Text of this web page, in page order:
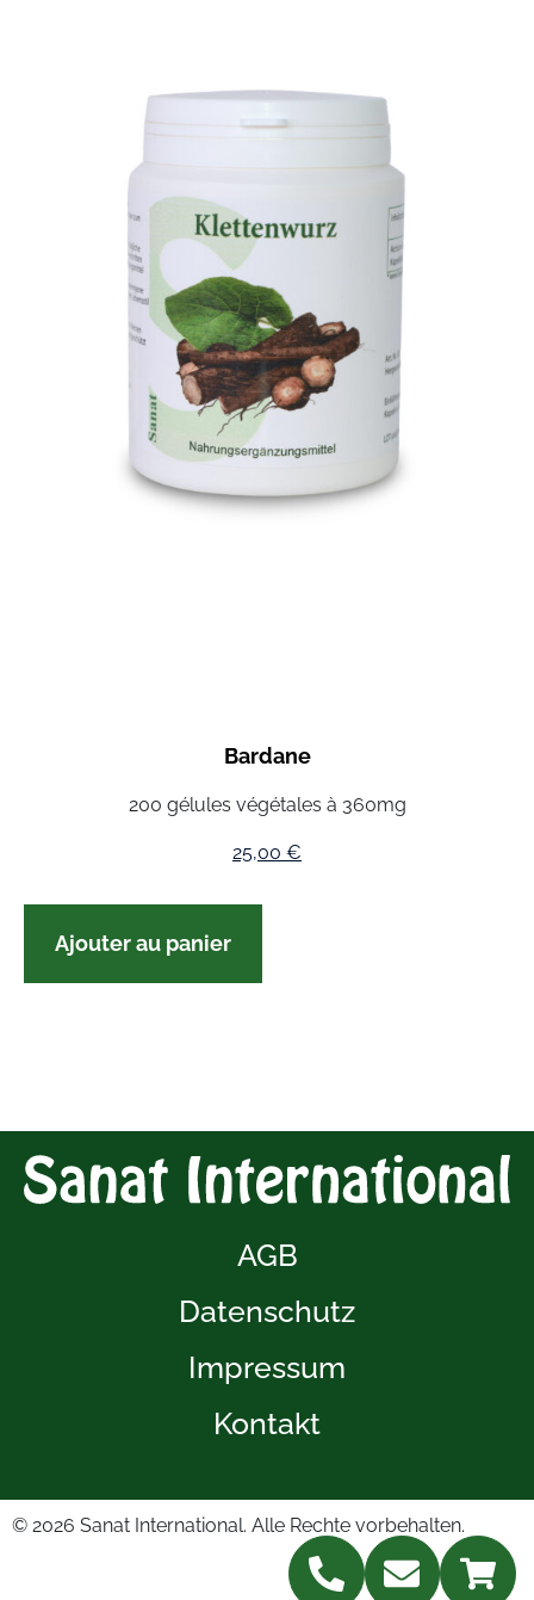
Bardane
200 gélules végétales à 360mg
25,00 €
Ajouter au panier
AGB
Datenschutz
Impressum
Kontakt
© 2026 Sanat International. Alle Rechte vorbehalten.